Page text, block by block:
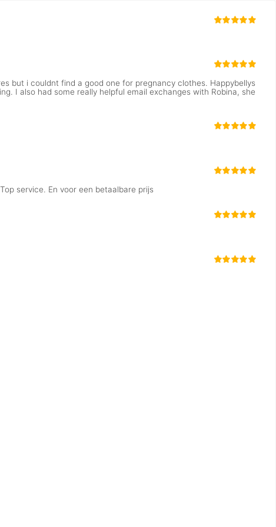
but i couldnt find a good one for pregnancy clothes. Happybellys
I also had some really helpful email exchanges with Robina, she
service. En voor een betaalbare prijs